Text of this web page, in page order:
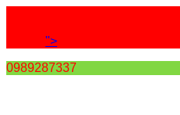
">
0989287337